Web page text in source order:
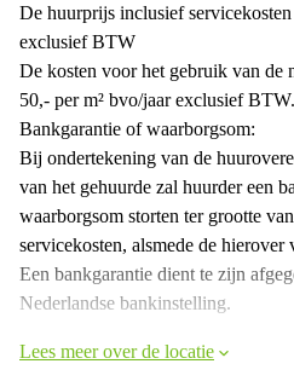
De huurprijs inclusief
exclusief BTW
De kosten voor het gebruik van de
50,- per m² bvo/jaar exclusief BTW.
Bankgarantie of waarborgsom:
Bij ondertekening van de
van het gehuurde zal huurder een
waarborgsom storten ter grootte
servicekosten, alsmede de
Een bankgarantie dient te zijn
Nederlandse bankinstelling.
Lees meer over de locatie